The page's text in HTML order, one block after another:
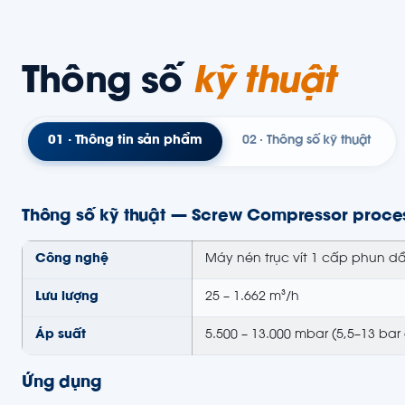
Thông số kỹ thuật
01 · Thông tin sản phẩm 02 · Thông số kỹ thuật
Thông số kỹ thuật — Screw Compressor
Công nghệ Máy nén trục vít 1 cấp phun
Lưu lượng 25 – 1.662 m³/h
Áp suất 5.500 – 13.000 mbar (5,5–13 bar
Ứng dụng